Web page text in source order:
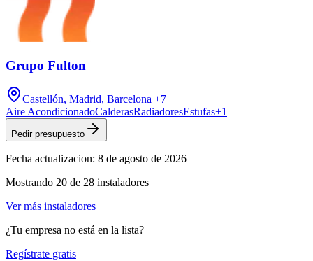
Grupo Fulton
Castellón, Madrid, Barcelona +7
Aire AcondicionadoCalderasRadiadoresEstufas+1
Pedir presupuesto
Fecha actualizacion: 8 de agosto de 2026
Mostrando 20 de 28 instaladores
Ver más instaladores
¿Tu empresa no está en la lista?
Regístrate gratis